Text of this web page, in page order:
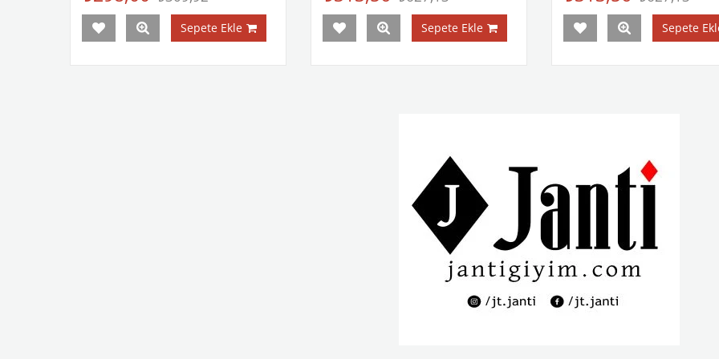
Sepete Ekle Sepete Ekle Sepete